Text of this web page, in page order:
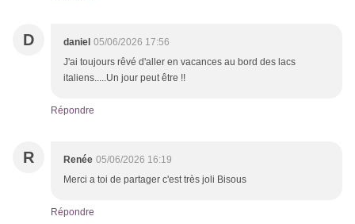
D daniel 05/06/2026 17:56
J'ai toujours rêvé d'aller en vacances au bord des lacs
italiens.....Un jour peut être !!
Répondre
R Renée 05/06/2026 16:19
Merci a toi de partager c'est très joli Bisous
Répondre